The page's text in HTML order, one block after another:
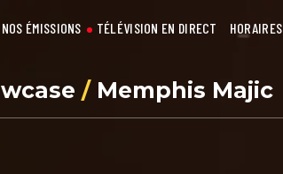
NOS ÉMISSIONS TÉLÉVISION EN DIRECT HORAIRES
/ Memphis Majic